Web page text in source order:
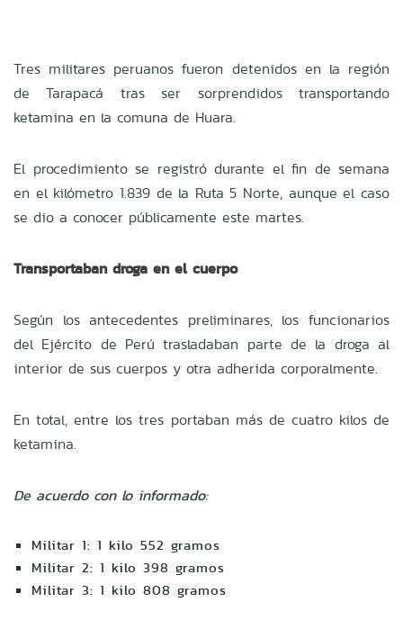
Tres militares peruanos fueron detenidos en la región
de Tarapacá tras ser sorprendidos transportando
ketamina en la comuna de Huara.
El procedimiento se registró durante el fin de semana
en el kilómetro 1.839 de la Ruta 5 Norte, aunque el caso
se dio a conocer públicamente este martes.
Transportaban droga en el cuerpo
Según los antecedentes preliminares, los funcionarios
del Ejército de Perú trasladaban parte de la droga al
interior de sus cuerpos y otra adherida corporalmente.
En total, entre los tres portaban más de cuatro kilos de
ketamina.
De acuerdo con lo informado:
Militar 1: 1 kilo 552 gramos
Militar 2: 1 kilo 398 gramos
Militar 3: 1 kilo 808 gramos